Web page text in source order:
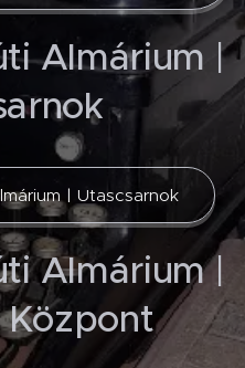
Almárium |
| Utascsarnok
Almárium |